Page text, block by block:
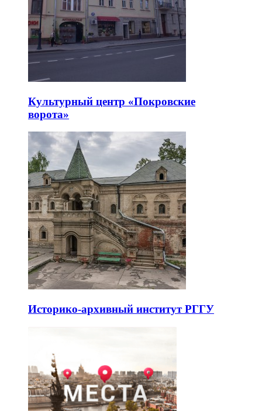
Культурный центр «Покровские
ворота»
Историко-архивный институт РГГУ